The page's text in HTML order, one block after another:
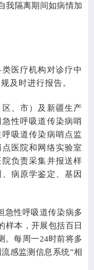
我隔离期间如病情加
医疗机构对诊疗中
及时进行报告。
区、市）及新疆生产
性呼吸道传染病哨
吸道传染病哨点监
医院和网络实验室
负责采集并报送样
病原学鉴定、基因
急性呼吸道传染病多
样本，开展包括百日
。每周一24时前将多
感监测信息系统”相